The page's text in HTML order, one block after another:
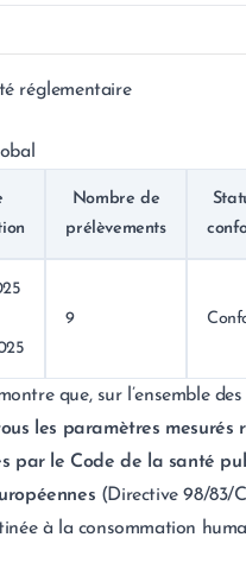
réglementaire
Nombre de
prélèvements
9
que, sur l’ensemble des
les paramètres mesurés
par le Code de la santé
(Directive 98/83/
à la consommation